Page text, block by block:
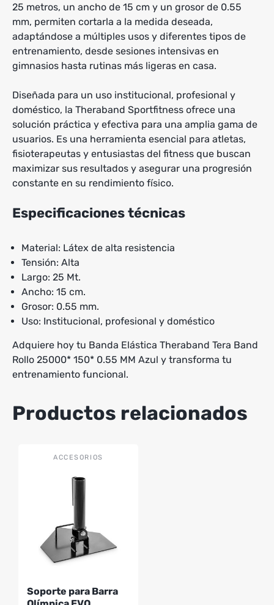
25 metros, un ancho de 15 cm y un grosor de 0.55
mm, permiten cortarla a la medida deseada,
adaptándose a múltiples usos y diferentes tipos de
entrenamiento, desde sesiones intensivas en
gimnasios hasta rutinas más ligeras en casa.
Diseñada para un uso institucional, profesional y
doméstico, la Theraband Sportfitness ofrece una
solución práctica y efectiva para una amplia gama de
usuarios. Es una herramienta esencial para atletas,
fisioterapeutas y entusiastas del fitness que buscan
maximizar sus resultados y asegurar una progresión
constante en su rendimiento físico.
Especificaciones técnicas
Material: Látex de alta resistencia
Tensión: Alta
Largo: 25 Mt.
Ancho: 15 cm.
Grosor: 0.55 mm.
Uso: Institucional, profesional y doméstico
Adquiere hoy tu Banda Elástica Theraband Tera Band
Rollo 25000* 150* 0.55 MM Azul y transforma tu
entrenamiento funcional.
Productos relacionados
ACCESORIOS
Soporte para Barra